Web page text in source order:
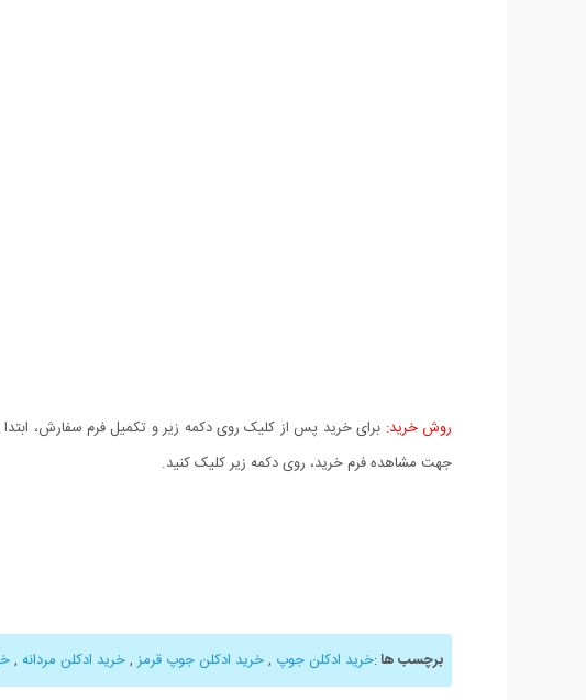
روش خرید: برای خرید پس از کلیک روی دکمه زیر و تکمیل فرم سفارش،
جهت مشاهده فرم خرید، روی دکمه زیر کلیک کنید.
برچسب ها:خرید ادکلن جوپ ,خرید ادکلن جوپ قرمز ,خرید ادکلن مردانه ,